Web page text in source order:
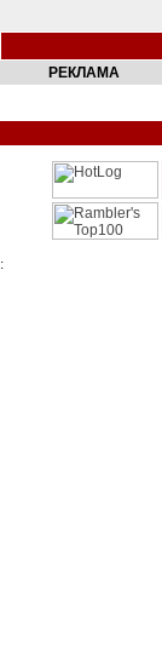
РЕКЛАМА
: